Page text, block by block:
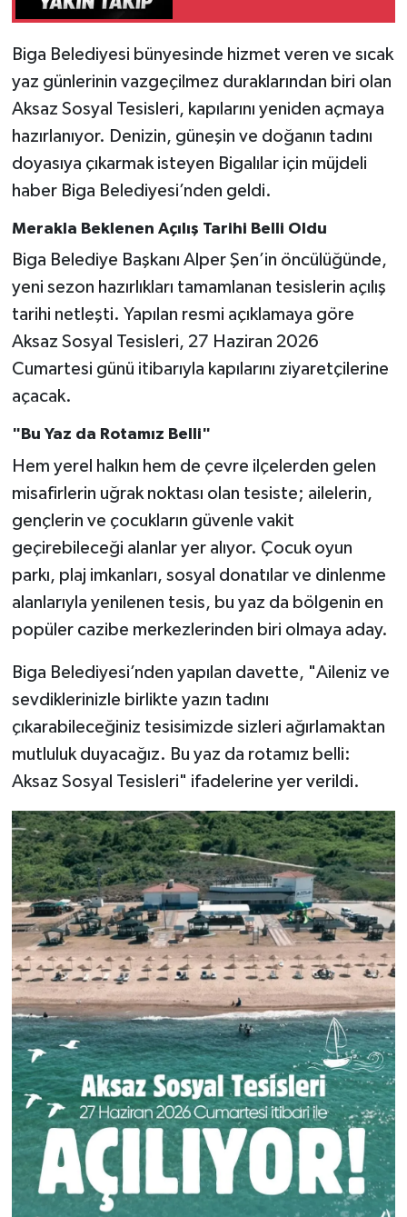
Biga Belediyesi bünyesinde hizmet veren ve sıcak
yaz günlerinin vazgeçilmez duraklarından biri olan
Aksaz Sosyal Tesisleri, kapılarını yeniden açmaya
hazırlanıyor. Denizin, güneşin ve doğanın tadını
doyasıya çıkarmak isteyen Bigalılar için müjdeli
haber Biga Belediyesi’nden geldi.
Merakla Beklenen Açılış Tarihi Belli Oldu
Biga Belediye Başkanı Alper Şen’in öncülüğünde,
yeni sezon hazırlıkları tamamlanan tesislerin açılış
tarihi netleşti. Yapılan resmi açıklamaya göre
Aksaz Sosyal Tesisleri, 27 Haziran 2026
Cumartesi günü itibarıyla kapılarını ziyaretçilerine
açacak.
"Bu Yaz da Rotamız Belli"
Hem yerel halkın hem de çevre ilçelerden gelen
misafirlerin uğrak noktası olan tesiste; ailelerin,
gençlerin ve çocukların güvenle vakit
geçirebileceği alanlar yer alıyor. Çocuk oyun
parkı, plaj imkanları, sosyal donatılar ve dinlenme
alanlarıyla yenilenen tesis, bu yaz da bölgenin en
popüler cazibe merkezlerinden biri olmaya aday.
Biga Belediyesi’nden yapılan davette, "Aileniz ve
sevdiklerinizle birlikte yazın tadını
çıkarabileceğiniz tesisimizde sizleri ağırlamaktan
mutluluk duyacağız. Bu yaz da rotamız belli:
Aksaz Sosyal Tesisleri" ifadelerine yer verildi.
Spor
Tarım ve Ekonomi
Teknoloji
Ulusal
Yaşam